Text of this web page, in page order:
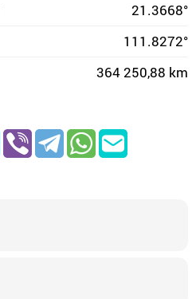
21.3668°
111.8272°
364 250,88 km